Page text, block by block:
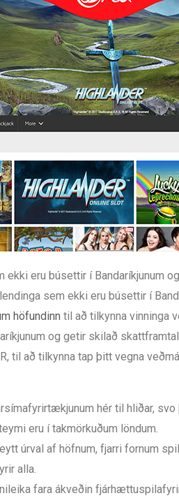
ekki eru búsettir í Bandaríkjunum
sem ekki eru búsettir í
höfundinn til að tilkynna vinninga
og getir skilað
til að tilkynna tap þitt vegna
hér til hliðar, svo
eru í takmörkuðum löndum.
úrval af höfnum, fjarri fornum
alla.
fara ákveðin